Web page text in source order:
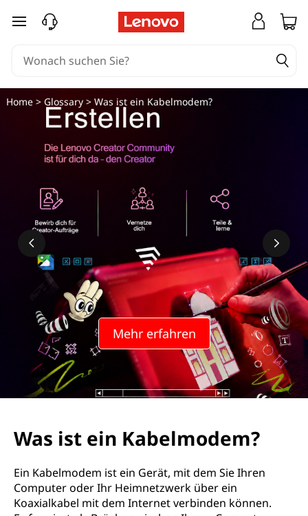
W
l
m
zum Hauptinhalt springen
Mehr erfahren
Home> Glossary> Was ist ein Kabelmodem?
Was ist ein Kabelmodem?
Ein Kabelmodem ist ein Gerät, mit dem Sie Ihren
Computer oder Ihr Heimnetzwerk über ein
Koaxialkabel mit dem Internet verbinden können.